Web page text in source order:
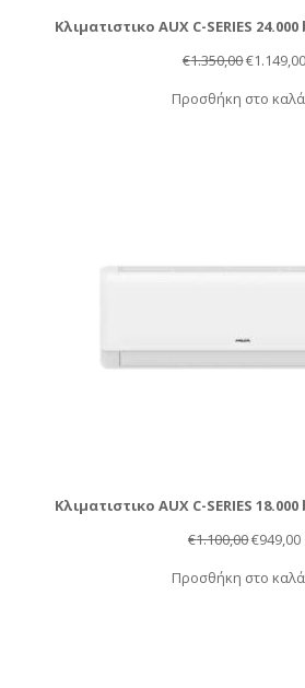
Κλιματιστικο AUX C-SERIES
€1.350,00Original
was:
€1.149,00
Προσθήκη στο
Κλιματιστικο AUX C-SERIES
€1.100,00Original
was:
€949,00Η
Προσθήκη στο